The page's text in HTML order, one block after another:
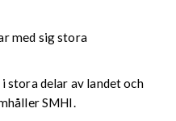
med sig stora
stora delar av landet och
SMHI.